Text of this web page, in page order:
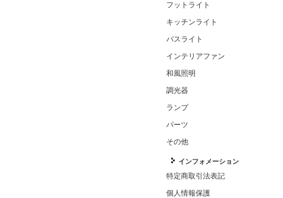
フットライト
キッチンライト
バスライト
インテリアファン
和風照明
調光器
ランプ
パーツ
その他
インフォメーション
特定商取引法表記
個人情報保護